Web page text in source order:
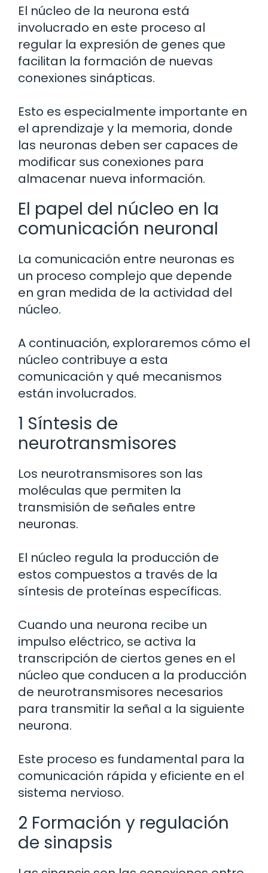
El núcleo de la neurona está
involucrado en este proceso al
regular la expresión de genes que
facilitan la formación de nuevas
conexiones sinápticas.
Esto es especialmente importante en
el aprendizaje y la memoria, donde
las neuronas deben ser capaces de
modificar sus conexiones para
almacenar nueva información.
El papel del núcleo en la
comunicación neuronal
La comunicación entre neuronas es
un proceso complejo que depende
en gran medida de la actividad del
núcleo.
A continuación, exploraremos cómo el
núcleo contribuye a esta
comunicación y qué mecanismos
están involucrados.
1 Síntesis de
neurotransmisores
Los neurotransmisores son las
moléculas que permiten la
transmisión de señales entre
neuronas.
El núcleo regula la producción de
estos compuestos a través de la
síntesis de proteínas específicas.
Cuando una neurona recibe un
impulso eléctrico, se activa la
transcripción de ciertos genes en el
núcleo que conducen a la producción
de neurotransmisores necesarios
para transmitir la señal a la siguiente
neurona.
Este proceso es fundamental para la
comunicación rápida y eficiente en el
sistema nervioso.
2 Formación y regulación
de sinapsis